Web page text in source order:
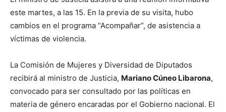
este martes, a las 15. En la previa de su visita, hubo
cambios en el programa “Acompañar”, de asistencia a
víctimas de violencia.
La Comisión de Mujeres y Diversidad de Diputados
recibirá al ministro de Justicia, Mariano Cúneo Libarona,
convocado para ser consultado por las políticas en
materia de género encaradas por el Gobierno nacional. El